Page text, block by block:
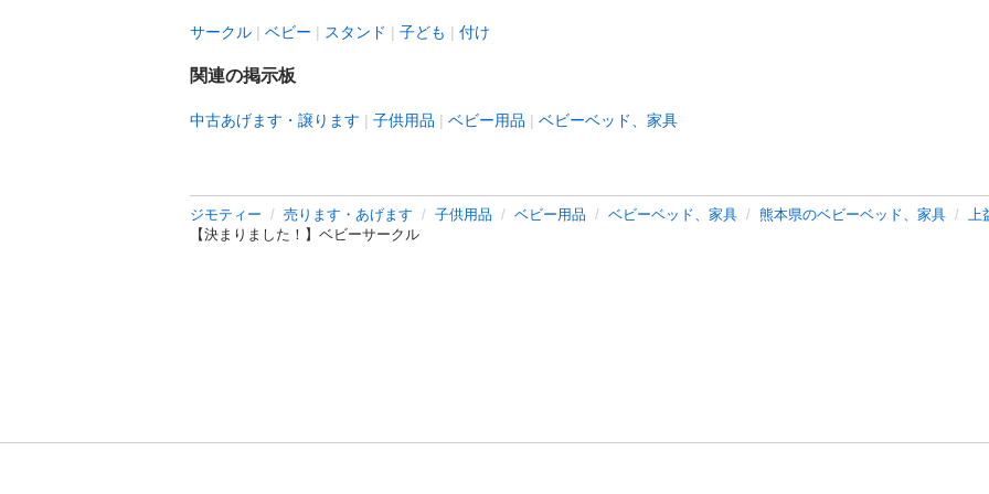
サークル ベビー スタンド 子ども 付け
関連の掲示板
中古あげます・譲ります 子供用品 ベビー用品 ベビーベッド、家具
ジモティー 売ります・あげます 子供用品 ベビー用品 ベビーベッド、家具 熊本県のベビーベッド、家具
上
【決まりました！】ベビーサークル